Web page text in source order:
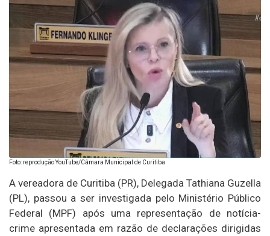
Foto: reprodução YouTube/Câmara Municipal de Curitiba
A vereadora de Curitiba (PR), Delegada Tathiana Guzella
(PL), passou a ser investigada pelo Ministério Público
Federal (MPF) após uma representação de notícia-
crime apresentada em razão de declarações dirigidas